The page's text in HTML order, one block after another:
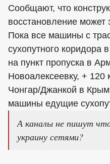
Сообщают, что
восстановление может
Пока все машины с
сухопутного коридора
на пункт пропуска в
Новоалексеевку, + 120
Чонгар/Джанкой в
машины едущие
А каналы не пишут
украину сетями?